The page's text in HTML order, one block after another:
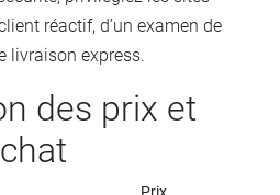
réactif, d’un examen de
livraison express.
des prix et